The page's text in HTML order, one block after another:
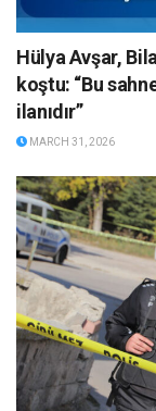
Hülya Avşar,
koştu: “Bu
ilanıdır”
MARCH 31, 2026